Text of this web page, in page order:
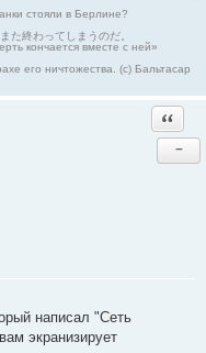
стояли в Берлине?
た終わってしまうのだ。
кончается вместе с ней»
его ничтожества. (с) Бальтасар
−
написал "Сеть
экранизирует